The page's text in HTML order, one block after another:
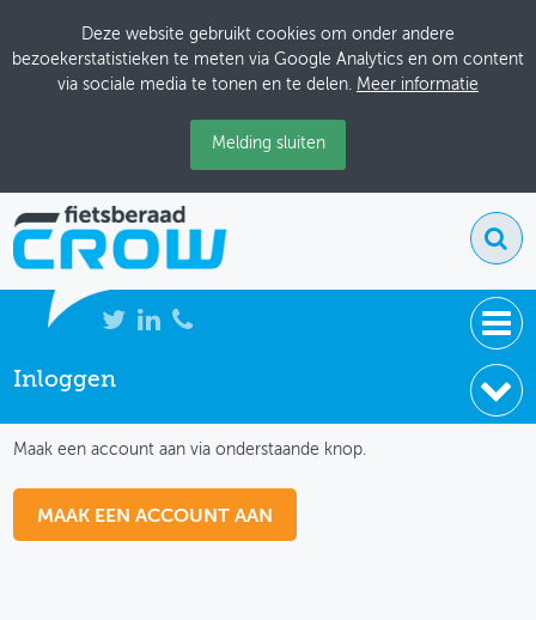
Deze website gebruikt cookies om onder andere
bezoekerstatistieken te meten via Google Analytics en om content
via sociale media te tonen en te delen. Meer informatie
Melding sluiten
NIEUWS
Inloggen
Maak een account aan via onderstaande knop.
MAAK EEN ACCOUNT AAN